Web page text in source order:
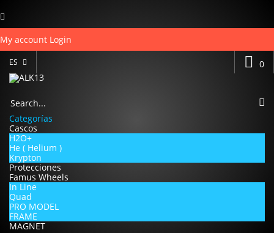
My account Login
0
ES
Categorías
Cascos
H2O+
He ( Helium )
Krypton
Protecciones
Famus Wheels
In Line
Quad
PRO MODEL
FRAME
MAGNET